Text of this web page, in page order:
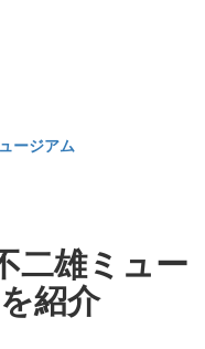
ージアム
二雄ミュー
紹介